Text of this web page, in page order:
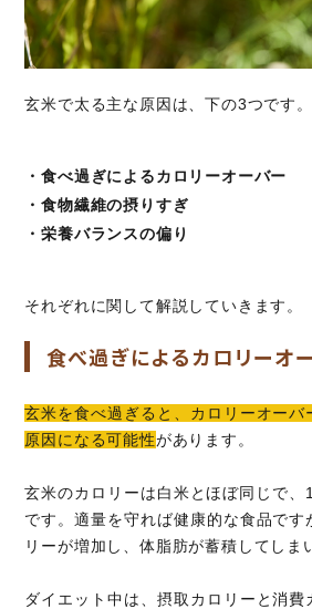
玄米で太る主な原因は、下の3つです。
・食べ過ぎによるカロリーオーバー
・食物繊維の摂りすぎ
・栄養バランスの偏り
それぞれに関して解説していきます。
食べ過ぎによるカロリーオ
玄米を食べ過ぎると、カロリーオーバ
原因になる可能性があります。
玄米のカロリーは白米とほぼ同じで
です。適量を守れば健康的な食品です
リーが増加し、体脂肪が蓄積してしま
ダイエット中は、摂取カロリーと消費